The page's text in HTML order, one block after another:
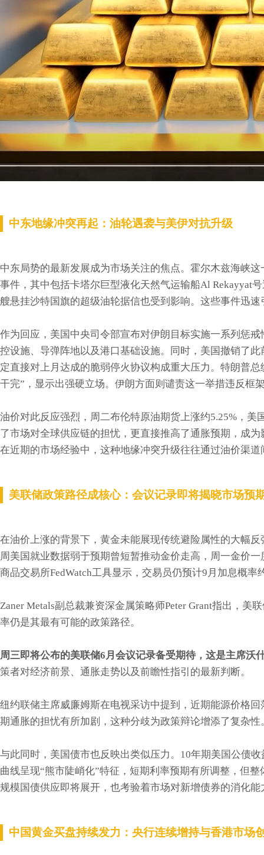
中东地缘冲突再起：油轮遇袭与美伊对抗升级
中东局势的最新发展成为市场关注的焦点。霍尔木兹海峡
事件，其中包括卡塔尔巨型液化天然气运输船Al Rekayyat
艘悬挂沙特国旗的超级油轮据信也受到影响。这些事件迅
作为回应，美国中央司令部宣布对伊朗目标实施一系列惩
控设施、导弹阵地以及港口基础设施。同时，美国撤销了
定直接对上月达成的脆弱停火协议构成重大压力。特朗普
干完”，显示出强硬立场。伊朗方面则谴责这一举措违反框
油价对此反应强烈，周二布伦特原油期货上涨约5.25%，
了市场对全球供应链的担忧，更直接推高了通胀预期，成
在近期的市场经验中，这种地缘冲突升级往往通过油价渠
美联储政策路径成核心：会议记录即将揭晓市场预
在油价上涨的背景下，黄金未能展现传统避险属性的大幅
周美国就业数据弱于预期曾短暂推动金价走高，周一金价
商品交易所FedWatch工具显示，交易员仍预计9月加息概
Zaner Metals副总裁兼资深金属策略师Peter Grant指出，
率仍是其最有可能的政策路径。
周三即将公布的美联储6月会议记录备受期待，这是主席沃
策者对经济前景、通胀走势以及前瞻性指引的最新判断。
纽约联储主席威廉姆斯在电视采访中提到，近期能源价格
期通胀的担忧有所加剧，这种分歧为政策辩论增添了复杂性
与此同时，美国债市也反映出类似压力。10年期美国公债
曲线呈现“熊市陡峭化”特征，短期利率预期有所调整，但
规模国债供应即将展开，也考验着市场对新增债券的消化能
中国黄金买盘持续发力：央行连续增持与香港市场